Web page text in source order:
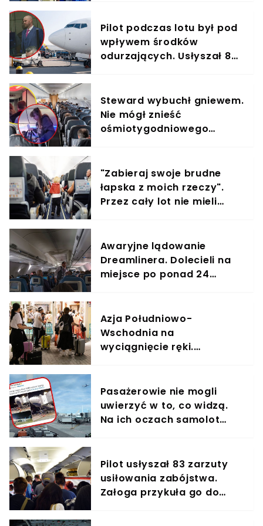
Pilot podczas lotu był pod
wpływem środków
odurzających. Usłyszał 83
Steward wybuchł gniewem.
Nie mógł znieść
ośmiotygodniowego
"Zabieraj swoje brudne
łapska z moich rzeczy".
Przez cały lot nie mieli
Awaryjne lądowanie
Dreamlinera. Dolecieli na
miejsce po ponad 24
Azja Południowo-
Wschodnia na
wyciągnięcie ręki.
gigantów wchodzi w życie
Pasażerowie nie mogli
uwierzyć w to, co widzą.
Na ich oczach samolot
Pilot usłyszał 83 zarzuty
usiłowania zabójstwa.
Załoga przykuła go do